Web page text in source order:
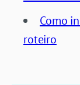
Como
roteiro